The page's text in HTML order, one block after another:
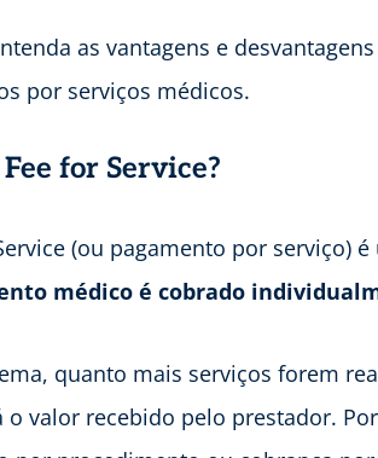
as vantagens e
por serviços médicos.
for Service?
(ou pagamento por serviço)
médico é cobrado
quanto mais serviços forem
o valor recebido pelo prestador.